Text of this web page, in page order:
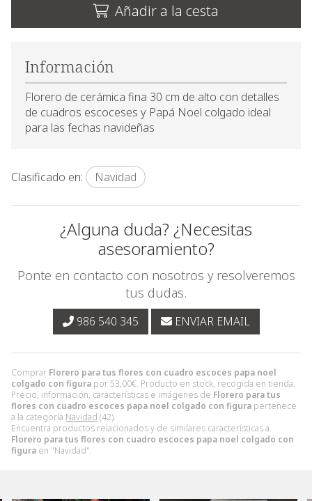
Añadir a la cesta
Comprar Florero para tus flores con cuadro escoces papa noel
colgado con figura por 53,00€. Producto en stock, recogida en tienda.
Precio, información, características e imágenes de Florero para tus
flores con cuadro escoces papa noel colgado con figura pertenece
a la categoría Navidad (42).
Encuentra productos relacionados y de similares características a
Florero para tus flores con cuadro escoces papa noel colgado con
figura en "Navidad".
Información
Florero de cerámica fina 30 cm de alto con detalles
de cuadros escoceses y Papá Noel colgado ideal
para las fechas navideñas
Clasificado en: Navidad
¿Alguna duda? ¿Necesitas
asesoramiento?
Ponte en contacto con nosotros y resolveremos
tus dudas.
986 540 345 ENVIAR EMAIL